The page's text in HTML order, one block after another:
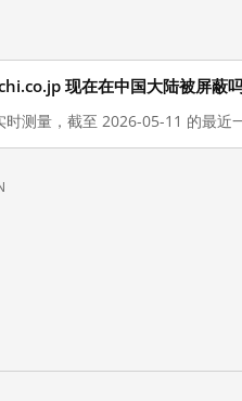
现在在中国大陆被屏蔽
测量，截至 2026-05-11 的最